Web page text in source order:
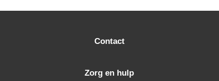
Contact
Zorg en hulp